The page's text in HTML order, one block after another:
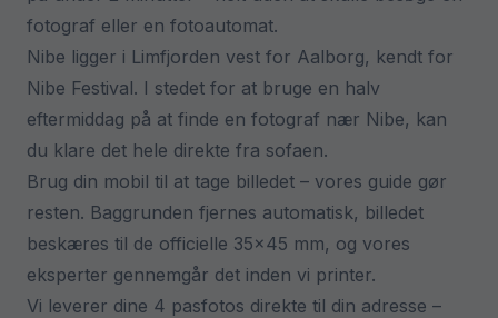
fotograf eller en fotoautomat.
Nibe ligger i Limfjorden vest for Aalborg, kendt for
Nibe Festival. I stedet for at bruge en halv
eftermiddag på at finde en fotograf nær Nibe, kan
du klare det hele direkte fra sofaen.
Brug din mobil til at tage billedet – vores guide gør
resten. Baggrunden fjernes automatisk, billedet
beskæres til de officielle 35×45 mm, og vores
eksperter gennemgår det inden vi printer.
Vi leverer dine 4 pasfotos direkte til din adresse –